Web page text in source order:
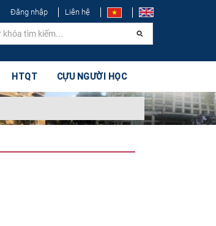
Đăng nhập Liên hệ
HTQT CỰU NGƯỜI HỌC